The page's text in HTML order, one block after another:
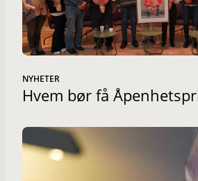
NYHETER
Hvem bør få